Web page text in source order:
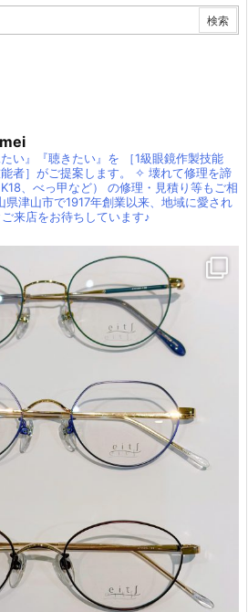
い』『聴きたい』を ［1級眼鏡作製技能
者］がご提案します。
✧ 壊れて修理を諦
、べっ甲など）
の修理・見積り等もご相
県津山市で1917年創業以来、地域に愛され
来店をお待ちしています♪